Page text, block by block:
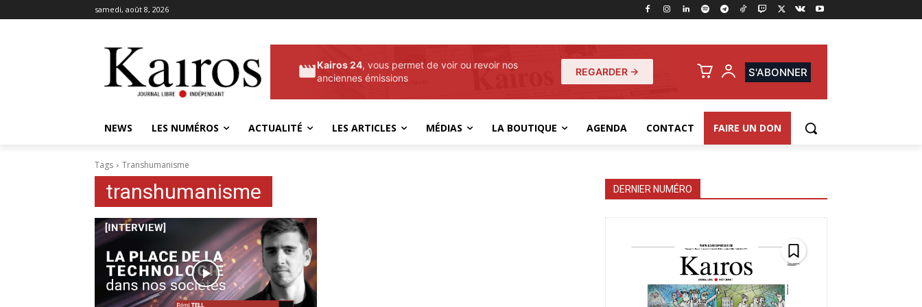
samedi, août 8, 2026
Kairos 24, vous permet de voir ou revoir nos
anciennes émissions
REGARDER → S'ABONNER
NEWS LES NUMÉROS ACTUALITÉ LES ARTICLES MÉDIAS LA BOUTIQUE AGENDA CONTACT FAIRE UN DON
Tags Transhumanisme
transhumanisme DERNIER NUMÉRO